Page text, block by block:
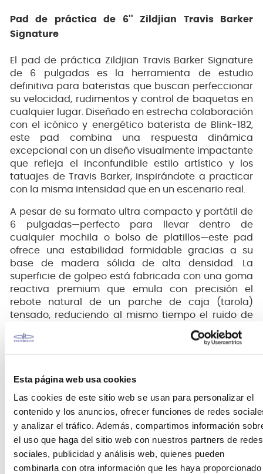
Esta página web usa cookies
Las cookies de este sitio web se usan para personalizar el
contenido y los anuncios, ofrecer funciones de redes
y analizar el tráfico. Además, compartimos información
el uso que haga del sitio web con nuestros partners de redes
sociales, publicidad y análisis web, quienes pueden
combinarla con otra información que les haya proporcionado
Pad de práctica de 6'' Zildjian Travis Barker
Signature
El pad de práctica Zildjian Travis Barker Signature
de 6 pulgadas es la herramienta de estudio
definitiva para bateristas que buscan perfeccionar
su velocidad, rudimentos y control de baquetas en
cualquier lugar. Diseñado en estrecha colaboración
con el icónico y energético baterista de Blink-182,
este pad combina una respuesta dinámica
excepcional con un diseño visualmente impactante
que refleja el inconfundible estilo artístico y los
tatuajes de Travis Barker, inspirándote a practicar
con la misma intensidad que en un escenario real.
A pesar de su formato ultra compacto y portátil de
6 pulgadas—perfecto para llevar dentro de
cualquier mochila o bolso de platillos—este pad
ofrece una estabilidad formidable gracias a su
base de madera sólida de alta densidad. La
superficie de golpeo está fabricada con una goma
reactiva premium que emula con precisión el
rebote natural de un parche de caja (tarola)
tensado, reduciendo al mismo tiempo el ruido de
impacto ambiental para que puedas estudiar a
altas horas de la noche de manera silenciosa.
incluye un inserto roscado integrado de 8 mm en la
parte inferior para montarlo directamente sobre un
El estándar de oro en la percusión mundial
Con más de 400 años de historia artesanal, Avedis